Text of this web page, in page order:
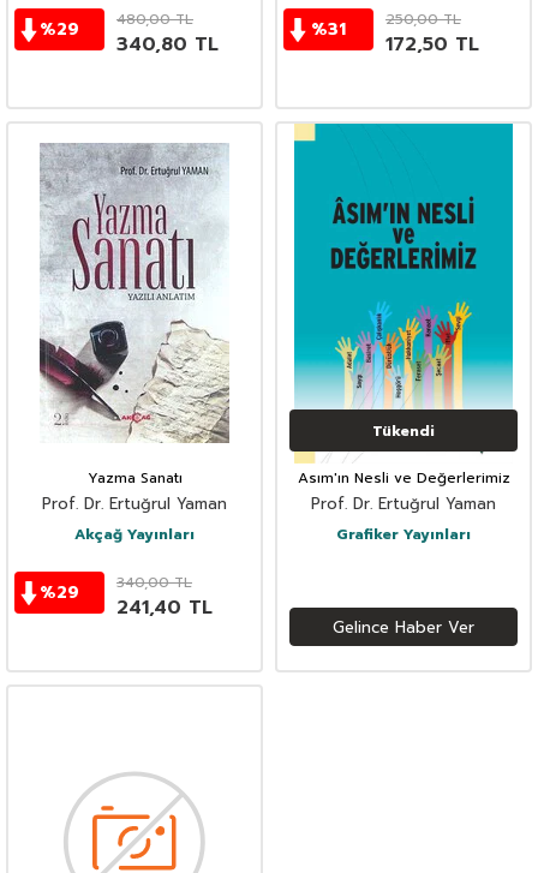
%29 480,00TL
340,80 TL
%31 250,00TL
172,50 TL
Yazma Sanatı
Prof. Dr. Ertuğrul Yaman
Akçağ Yayınları
%29 340,00TL
241,40 TL
Tükendi
Asım'ın Nesli ve Değerlerimiz
Prof. Dr. Ertuğrul Yaman
Grafiker Yayınları
Gelince Haber Ver